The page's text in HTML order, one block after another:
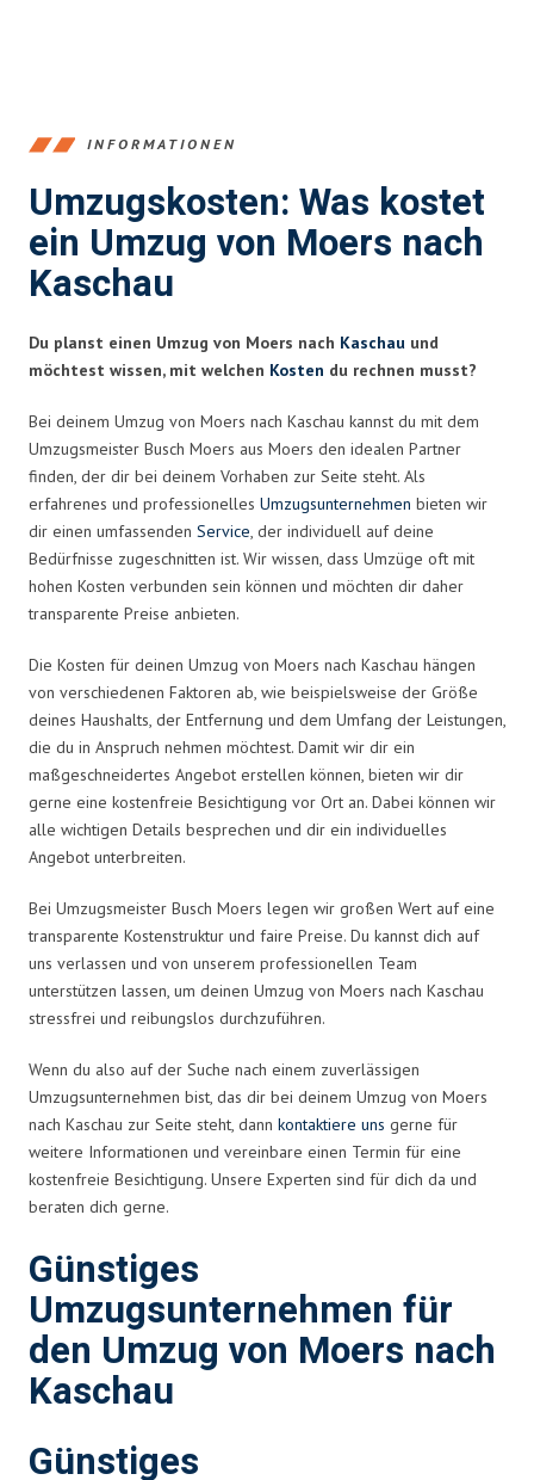
INFORMATIONEN
Umzugskosten: Was kostet
ein Umzug von Moers nach
Kaschau
Du planst einen Umzug von Moers nach Kaschau und
möchtest wissen, mit welchen Kosten du rechnen musst?
Bei deinem Umzug von Moers nach Kaschau kannst du mit dem
Umzugsmeister Busch Moers aus Moers den idealen Partner
finden, der dir bei deinem Vorhaben zur Seite steht. Als
erfahrenes und professionelles Umzugsunternehmen bieten wir
dir einen umfassenden Service, der individuell auf deine
Bedürfnisse zugeschnitten ist. Wir wissen, dass Umzüge oft mit
hohen Kosten verbunden sein können und möchten dir daher
transparente Preise anbieten.
Die Kosten für deinen Umzug von Moers nach Kaschau hängen
von verschiedenen Faktoren ab, wie beispielsweise der Größe
deines Haushalts, der Entfernung und dem Umfang der Leistungen,
die du in Anspruch nehmen möchtest. Damit wir dir ein
maßgeschneidertes Angebot erstellen können, bieten wir dir
gerne eine kostenfreie Besichtigung vor Ort an. Dabei können wir
alle wichtigen Details besprechen und dir ein individuelles
Angebot unterbreiten.
Bei Umzugsmeister Busch Moers legen wir großen Wert auf eine
transparente Kostenstruktur und faire Preise. Du kannst dich auf
uns verlassen und von unserem professionellen Team
unterstützen lassen, um deinen Umzug von Moers nach Kaschau
stressfrei und reibungslos durchzuführen.
Wenn du also auf der Suche nach einem zuverlässigen
Umzugsunternehmen bist, das dir bei deinem Umzug von Moers
nach Kaschau zur Seite steht, dann kontaktiere uns gerne für
weitere Informationen und vereinbare einen Termin für eine
kostenfreie Besichtigung. Unsere Experten sind für dich da und
beraten dich gerne.
Günstiges
Umzugsunternehmen für
den Umzug von Moers nach
Kaschau
Günstiges